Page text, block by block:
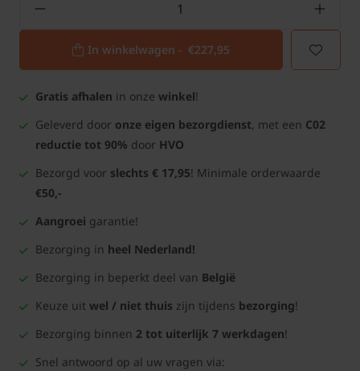
In winkelwagen - €227,95
Gratis afhalen in onze winkel!
Geleverd door onze eigen bezorgdienst, met een C02
reductie tot 90% door HVO
Bezorgd voor slechts € 17,95! Minimale orderwaarde
€50,-
Aangroei garantie!
Bezorging in heel Nederland!
Bezorging in beperkt deel van België
Keuze uit wel / niet thuis zijn tijdens bezorging!
Bezorging binnen 2 tot uiterlijk 7 werkdagen!
Snel antwoord op al uw vragen via: